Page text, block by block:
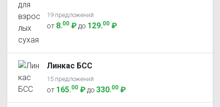
19 предложений
от 8.00 ₽ до 129.00 ₽
Линкас БСС
15 предложений
от 165.00 ₽ до 330.00 ₽